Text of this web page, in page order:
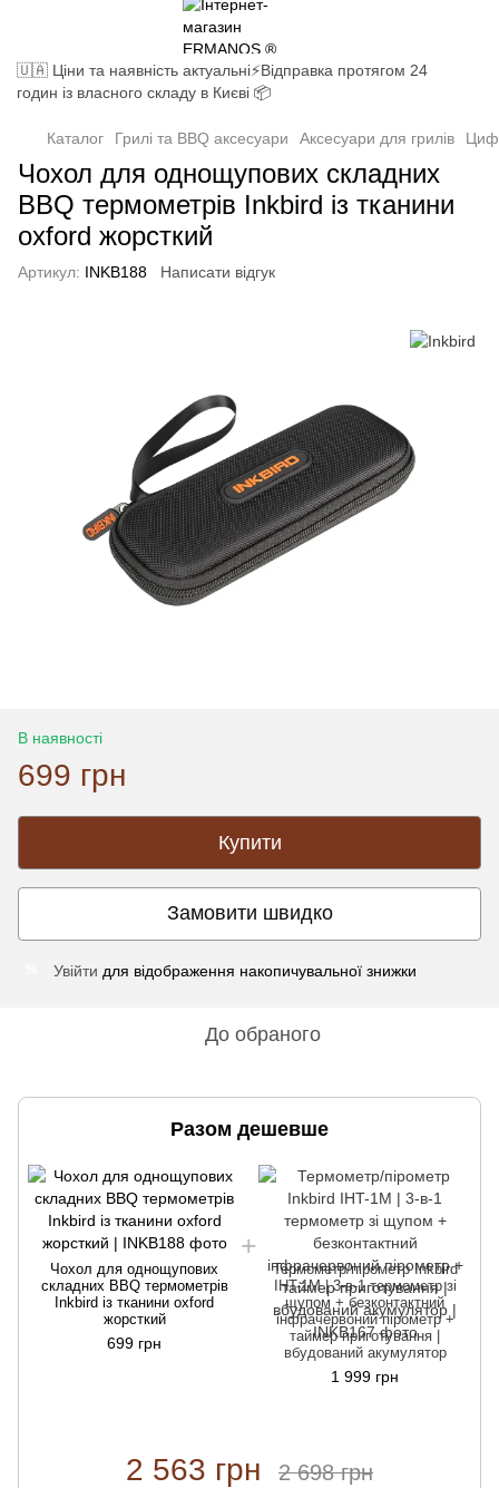
🇺🇦 Ціни та наявність актуальні⚡Відправка протягом 24
годин із власного складу в Києві 📦
Каталог Грилі та BBQ аксесуари Аксесуари для грилів
Чохол для однощупових складних
BBQ термометрів Inkbird із тканини
oxford жорсткий
Артикул: INKB188 Написати відгук
В наявності
699 грн
Купити
Замовити швидко
Увійти для відображення накопичувальної знижки
До обраного
Разом дешевше
Чохол для однощупових
складних BBQ термометрів
Inkbird із тканини oxford
жорсткий
699 грн
Термометр/пірометр Inkbird
IHT-1M | 3-в-1 термометр зі
щупом + безконтактний
інфрачервоний пірометр +
таймер приготування |
вбудований акумулятор
1 999 грн
2 563 грн 2 698 грн